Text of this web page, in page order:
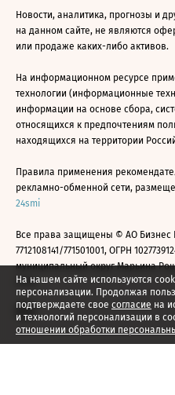
На нашем сайте используются
персонализации. Продолжая
подтверждаете свое согласие на
и технологий персонализации в
отношении обработки
Новости, аналитика, прогнозы и
на данном сайте, не являются
или продаже каких-либо активов.
На информационном ресурсе
технологии (информационные
информации на основе сбора,
относящихся к предпочтениям
находящихся на территории
Правила применения
рекламно-обменной сети,
24smi
Все права защищены © АО
7712108141/771501001, ОГРН
муниципальный округ Марьина
2026